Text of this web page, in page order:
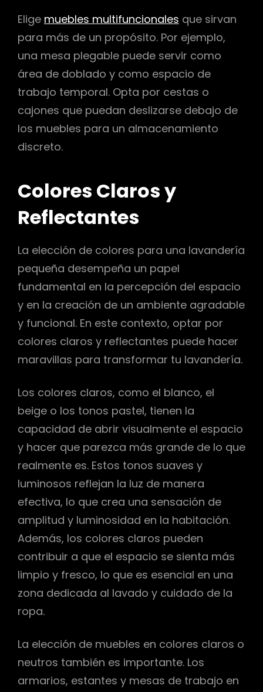
Elige muebles multifuncionales que sirvan
para más de un propósito. Por ejemplo,
una mesa plegable puede servir como
área de doblado y como espacio de
trabajo temporal. Opta por cestas o
cajones que puedan deslizarse debajo de
los muebles para un almacenamiento
discreto.
Colores Claros y
Reflectantes
La elección de colores para una lavandería
pequeña desempeña un papel
fundamental en la percepción del espacio
y en la creación de un ambiente agradable
y funcional. En este contexto, optar por
colores claros y reflectantes puede hacer
maravillas para transformar tu lavandería.
Los colores claros, como el blanco, el
beige o los tonos pastel, tienen la
capacidad de abrir visualmente el espacio
y hacer que parezca más grande de lo que
realmente es. Estos tonos suaves y
luminosos reflejan la luz de manera
efectiva, lo que crea una sensación de
amplitud y luminosidad en la habitación.
Además, los colores claros pueden
contribuir a que el espacio se sienta más
limpio y fresco, lo que es esencial en una
zona dedicada al lavado y cuidado de la
ropa.
La elección de muebles en colores claros o
neutros también es importante. Los
armarios, estantes y mesas de trabajo en